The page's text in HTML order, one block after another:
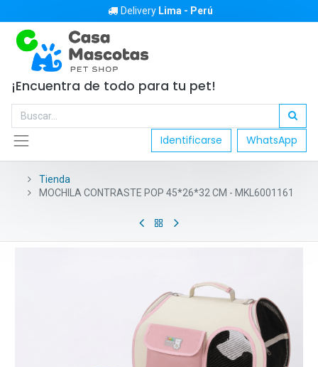
Delivery Lima - Perú
¡Encuentra de todo para tu pet!
Identificarse WhatsApp
Tienda
MOCHILA CONTRASTE POP 45*26*32 CM - MKL6001161